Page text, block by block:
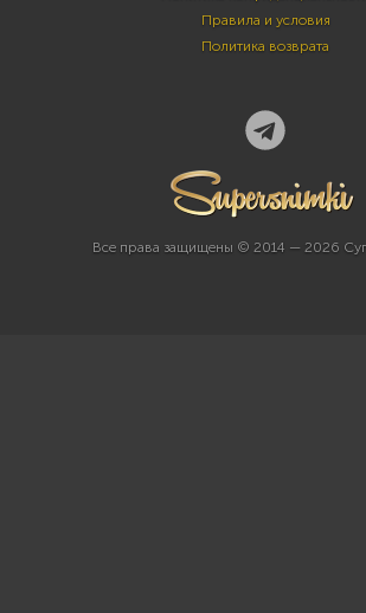
Правила и условия
Политика возврата
Все права защищены © 2014 — 2026